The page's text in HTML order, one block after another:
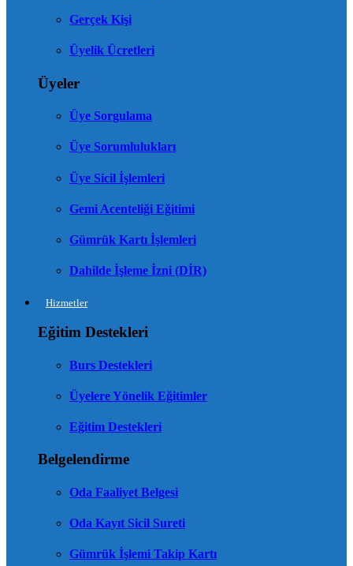
Gerçek Kişi
Üyelik Ücretleri
Üyeler
Üye Sorgulama
Üye Sorumlulukları
Üye Sicil İşlemleri
Gemi Acenteliği Eğitimi
Gümrük Kartı İşlemleri
Dahilde İşleme İzni (DİR)
Hizmetler
Eğitim Destekleri
Burs Destekleri
Üyelere Yönelik Eğitimler
Eğitim Destekleri
Belgelendirme
Oda Faaliyet Belgesi
Oda Kayıt Sicil Sureti
Gümrük İşlemi Takip Kartı